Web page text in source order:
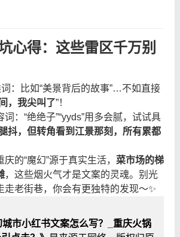
心得：这些雷区千万别
词：比如“美景背后的故事”…不如直接
，我尖叫了”！
词：“绝绝子”“yyds”用多会腻，试试具
抖，但转角看到江景那刻，所有累都
的“魔幻”源于真实生活， 菜市场的梯
，这些烟火气才是文案的灵魂。别光
走老街巷，你会有更独特的发现～✨
城市小红书文案怎么写？_重庆火锅